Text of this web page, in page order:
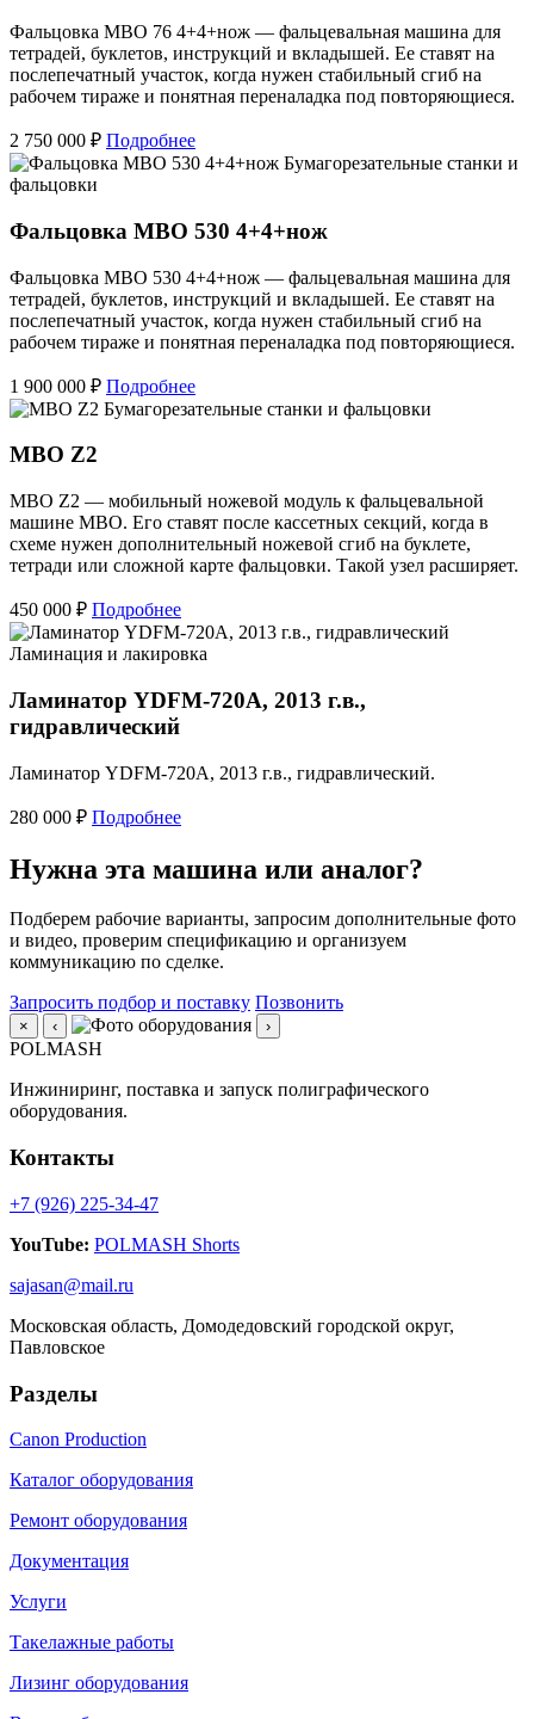
Фальцовка MBO 76 4+4+нож — фальцевальная машина для
тетрадей, буклетов, инструкций и вкладышей. Ее ставят на
послепечатный участок, когда нужен стабильный сгиб на
рабочем тираже и понятная переналадка под повторяющиеся.
2 750 000 ₽ Подробнее
Бумагорезательные станки и
фальцовки
Фальцовка MBO 530 4+4+нож
Фальцовка MBO 530 4+4+нож — фальцевальная машина для
тетрадей, буклетов, инструкций и вкладышей. Ее ставят на
послепечатный участок, когда нужен стабильный сгиб на
рабочем тираже и понятная переналадка под повторяющиеся.
1 900 000 ₽ Подробнее
Бумагорезательные станки и фальцовки
MBO Z2
MBO Z2 — мобильный ножевой модуль к фальцевальной
машине MBO. Его ставят после кассетных секций, когда в
схеме нужен дополнительный ножевой сгиб на буклете,
тетради или сложной карте фальцовки. Такой узел расширяет.
450 000 ₽ Подробнее
Ламинация и лакировка
Ламинатор YDFM-720А, 2013 г.в.,
гидравлический
Ламинатор YDFM-720А, 2013 г.в., гидравлический.
280 000 ₽ Подробнее
Нужна эта машина или аналог?
Подберем рабочие варианты, запросим дополнительные фото
и видео, проверим спецификацию и организуем
коммуникацию по сделке.
Запросить подбор и поставку Позвонить
× ‹ ›
POLMASH
Инжиниринг, поставка и запуск полиграфического
оборудования.
Контакты
+7 (926) 225-34-47
YouTube: POLMASH Shorts
sajasan@mail.ru
Московская область, Домодедовский городской округ,
Павловское
Разделы
Canon Production
Каталог оборудования
Ремонт оборудования
Документация
Услуги
Такелажные работы
Лизинг оборудования